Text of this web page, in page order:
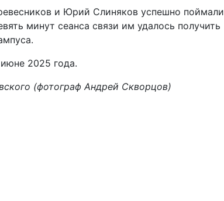
и Юрий Слиняков успешно поймали
минут сеанса связи им удалось получить
июне 2025 года.
(фотограф Андрей Скворцов)